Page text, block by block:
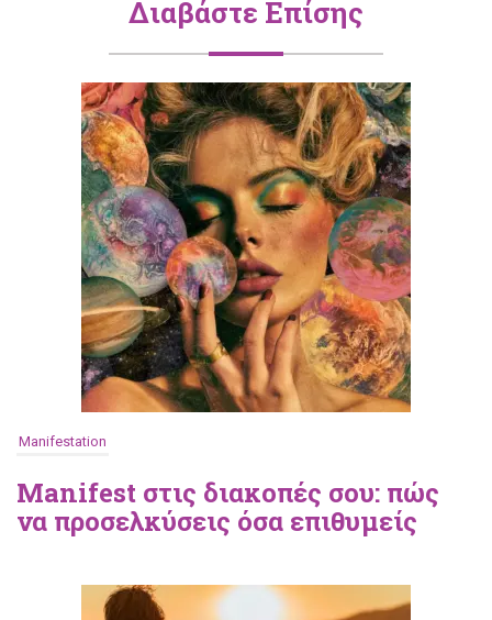
Διαβάστε Επίσης
Manifestation
Manifest στις διακοπές σου: πώς
να προσελκύσεις όσα επιθυμείς